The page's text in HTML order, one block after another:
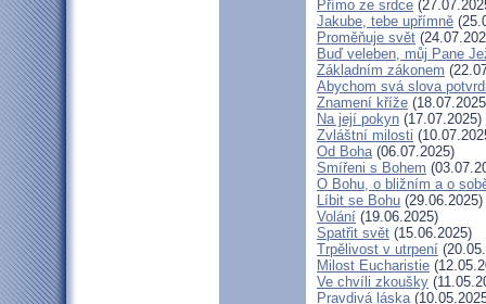
Přímo ze srdce
Jakube, tebe upřímně
Proměňuje svět
Buď veleben, můj Pane
Základním zákonem
Abychom svá slova
Znamení kříže
Na její pokyn (17.07.2025)
Zvláštní milosti
Od Boha(06.07.2025)
Smířeni s Bohem
O Bohu, o bližním a o
Líbit se Bohu (29.06.2025)
Volání (19.06.2025)
Spatřit svět (15.06.2025)
Trpělivost v utrpení
Milost Eucharistie
Ve chvíli zkoušky
Pravdivá láska